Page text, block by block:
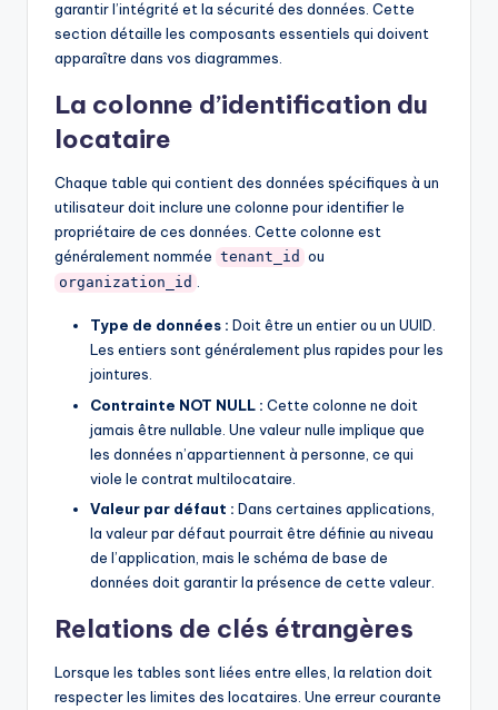
garantir l’intégrité et la sécurité des données. Cette
section détaille les composants essentiels qui doivent
apparaître dans vos diagrammes.
La colonne d’identification du
locataire
Chaque table qui contient des données spécifiques à un
utilisateur doit inclure une colonne pour identifier le
propriétaire de ces données. Cette colonne est
généralement nommée tenant_id ou
organization_id .
Type de données : Doit être un entier ou un UUID.
Les entiers sont généralement plus rapides pour les
jointures.
Contrainte NOT NULL : Cette colonne ne doit
jamais être nullable. Une valeur nulle implique que
les données n’appartiennent à personne, ce qui
viole le contrat multilocataire.
Valeur par défaut : Dans certaines applications,
la valeur par défaut pourrait être définie au niveau
de l’application, mais le schéma de base de
données doit garantir la présence de cette valeur.
Relations de clés étrangères
Lorsque les tables sont liées entre elles, la relation doit
respecter les limites des locataires. Une erreur courante